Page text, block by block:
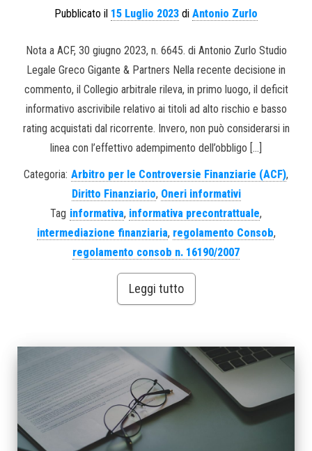
Pubblicato il 15 Luglio 2023 di Antonio Zurlo
Nota a ACF, 30 giugno 2023, n. 6645. di Antonio Zurlo Studio
Legale Greco Gigante & Partners Nella recente decisione in
commento, il Collegio arbitrale rileva, in primo luogo, il deficit
informativo ascrivibile relativo ai titoli ad alto rischio e basso
rating acquistati dal ricorrente. Invero, non può considerarsi in
linea con l’effettivo adempimento dell’obbligo […]
Categoria: Arbitro per le Controversie Finanziarie (ACF),
Diritto Finanziario, Oneri informativi
Tag informativa, informativa precontrattuale,
intermediazione finanziaria, regolamento Consob,
regolamento consob n. 16190/2007
Leggi tutto